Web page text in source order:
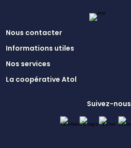
Nous contacter
Informations utiles
Nos services
La coopérative Atol
Suivez-nous